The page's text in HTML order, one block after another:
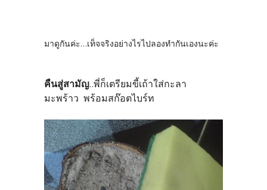
มาดูกันค่ะ...เท็จจริงอย่างไรไปลองทำกันเองนะค่ะ
คืนสู่สามัญ..พี่ก็เตรียมขี้เถ้าใส่กะลา
มะพร้าว พร้อมสก๊อตไบร์ท